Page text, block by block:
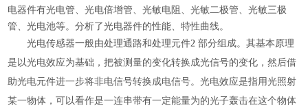
电器件有光电管、光电倍增管、光敏电阻、光敏二极管、光敏三极
管、光电池等。分析了光电器件的性能、特性曲线。
光电传感器一般由处理通路和处理元件2部分组成。其基本原理
是以光电效应为基础，把被测量的变化转换成光信号的变化，然后借
助光电元件进一步将非电信号转换成电信号。光电效应是指用光照射
某一物体，可以看作是一连串带有一定能量为的光子轰击在这个物体